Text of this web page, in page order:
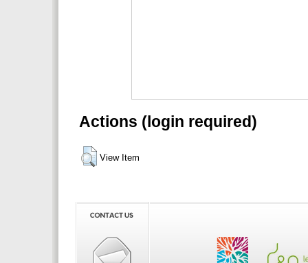
Actions (login required)
View Item